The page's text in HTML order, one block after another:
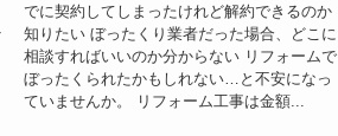
でに契約してしまったけれど解約できるのか
知りたい ぼったくり業者だった場合、どこに
相談すればいいのか分からない リフォームで
ぼったくられたかもしれない…と不安になっ
ていませんか。 リフォーム工事は金額...